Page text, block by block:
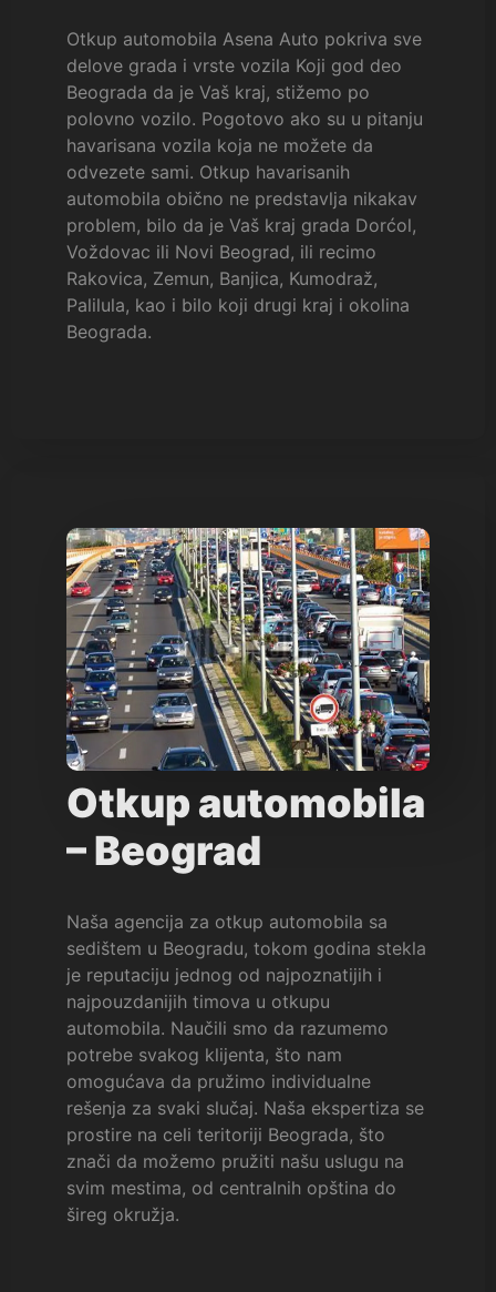
Otkup automobila Asena Auto pokriva sve
delove grada i vrste vozila Koji god deo
Beograda da je Vaš kraj, stižemo po
polovno vozilo. Pogotovo ako su u pitanju
havarisana vozila koja ne možete da
odvezete sami. Otkup havarisanih
automobila obično ne predstavlja nikakav
problem, bilo da je Vaš kraj grada Dorćol,
Voždovac ili Novi Beograd, ili recimo
Rakovica, Zemun, Banjica, Kumodraž,
Palilula, kao i bilo koji drugi kraj i okolina
Beograda.
Otkup automobila
– Beograd
Naša agencija za otkup automobila sa
sedištem u Beogradu, tokom godina stekla
je reputaciju jednog od najpoznatijih i
najpouzdanijih timova u otkupu
automobila. Naučili smo da razumemo
potrebe svakog klijenta, što nam
omogućava da pružimo individualne
rešenja za svaki slučaj. Naša ekspertiza se
prostire na celi teritoriji Beograda, što
znači da možemo pružiti našu uslugu na
svim mestima, od centralnih opština do
šireg okružja.